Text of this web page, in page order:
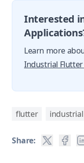
Interested
Learn more
Industrial
flutter industrial
Share: